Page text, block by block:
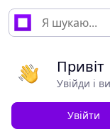
Привіт
Увійди і
Увійти